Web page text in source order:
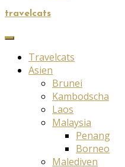
travelcats
Travelcats
Asien
Brunei
Kambodscha
Laos
Malaysia
Penang
Borneo
Malediven